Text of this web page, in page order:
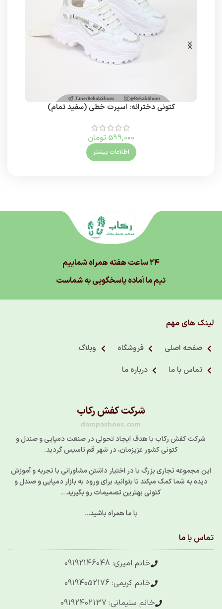
کتونی دخترانه: اسپرت خطی (سفید تمام)
599,000 تومان
اطلاعات بیشتر
۲۴ ساعت هفته همراه شماییم
تیم ما آماده پاسخگویی به شماست
لینک های مهم
صفحه اصلی فروشگاه
وبلاگ
تماس با ما
درباره ما
شرکت کفش رکاب
dampashoes.com
شرکت کفش رکاب با هدف ایجاد تحولی در صنعت دمپایی و صندل و
کتونی کشور عزیزمان، در شهر قم تاسیس گردید.
این مجموعه تجاری بزرگ با در اختیار داشتن مشاورانی با تجربه و آموزش
دیده به شما کمک میکند تا بتوانید برای ورود به بازار دمپایی و صندل و
کتونی بهترین تصمیمات رو بگیرید…
با ما همراه باشید…
تماس با ما
خانم امیری: 09192146048
خانم کریمی: 09194052176
خانم سلیمانی: 09192402137